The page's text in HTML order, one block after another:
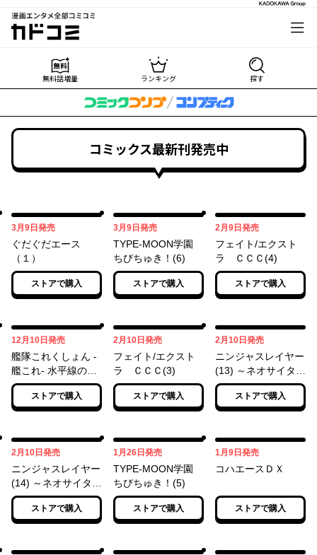
漫画エンタメ全部コミコミ
カドコミ
無料話増量 ランキング 探す
コミックス最新刊発売中
3月9日 03月09日
発売
ぐだぐだエース
（１）
ストアで購入
3月9日 03月09日
発売
TYPE-MOON学園
ちびちゅき！(6)
ストアで購入
2月9日 02月09日
発売
フェイト/エクスト
ラ ＣＣＣ(4)
ストアで購入
12月10日 12月10日
発売
艦隊これくしょん ‐
艦これ‐ 水平線の、
文月(1)
ストアで購入
2月10日 02月10日
発売
フェイト/エクスト
ラ ＣＣＣ(3)
ストアで購入
2月10日 02月10日
発売
ニンジャスレイヤー
(13) ～ネオサイタ
マ・イン・フレイム
（イチ）～
ストアで購入
2月10日 02月10日
発売
ニンジャスレイヤー
(14) ～ネオサイタ
マ・イン・フレイム
（ニ）～
ストアで購入
1月26日 01月26日
発売
TYPE-MOON学園
ちびちゅき！(5)
ストアで購入
1月9日 01月09日
発売
コハエースＤＸ
ストアで購入